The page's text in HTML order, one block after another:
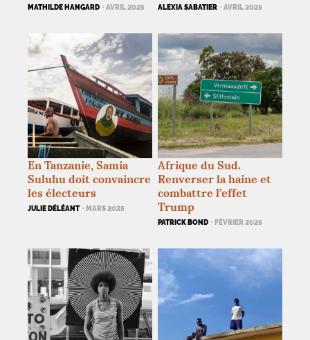
MATHILDE HANGARD · AVRIL 2025 ALEXIA SABATIER · AVRIL 2025
En Tanzanie, Samia
Suluhu doit convaincre
les électeurs
JULIE DÉLÉANT · MARS 2025
Afrique du Sud.
Renverser la haine et
combattre l’effet
Trump
PATRICK BOND · FÉVRIER 2025